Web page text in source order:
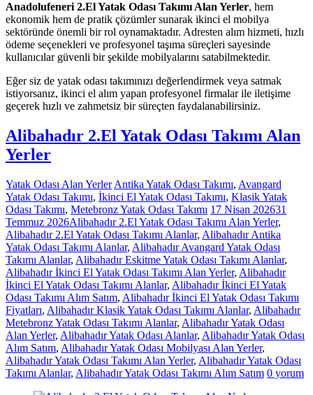
Anadolufeneri 2.El Yatak Odası Takımı Alan Yerler, hem
ekonomik hem de pratik çözümler sunarak ikinci el mobilya
sektöründe önemli bir rol oynamaktadır. Adresten alım hizmeti, hızlı
ödeme seçenekleri ve profesyonel taşıma süreçleri sayesinde
kullanıcılar güvenli bir şekilde mobilyalarını satabilmektedir.
Eğer siz de yatak odası takımınızı değerlendirmek veya satmak
istiyorsanız, ikinci el alım yapan profesyonel firmalar ile iletişime
geçerek hızlı ve zahmetsiz bir süreçten faydalanabilirsiniz.
Alibahadır 2.El Yatak Odası Takımı Alan
Yerler
Yatak Odası Alan Yerler Antika Yatak Odası Takımı, Avangard
Yatak Odası Takımı, İkinci El Yatak Odası Takımı, Klasik Yatak
Odası Takımı, Metebronz Yatak Odası Takımı 17 Nisan 202631
Temmuz 2026Alibahadır 2.El Yatak Odası Takımı Alan Yerler,
Alibahadır 2.El Yatak Odası Takımı Alanlar, Alibahadır Antika
Yatak Odası Takımı Alanlar, Alibahadır Avangard Yatak Odası
Takımı Alanlar, Alibahadır Eskitme Yatak Odası Takımı Alanlar,
Alibahadır İkinci El Yatak Odası Takımı Alan Yerler, Alibahadır
İkinci El Yatak Odası Takımı Alanlar, Alibahadır İkinci El Yatak
Odası Takımı Alım Satım, Alibahadır İkinci El Yatak Odası Takımı
Fiyatları, Alibahadır Klasik Yatak Odası Takımı Alanlar, Alibahadır
Metebronz Yatak Odası Takımı Alanlar, Alibahadır Yatak Odası
Alan Yerler, Alibahadır Yatak Odası Alanlar, Alibahadır Yatak Odası
Alım Satım, Alibahadır Yatak Odası Mobilyası Alan Yerler,
Alibahadır Yatak Odası Takımı Alan Yerler, Alibahadır Yatak Odası
Takımı Alanlar, Alibahadır Yatak Odası Takımı Alım Satım 0 yorum